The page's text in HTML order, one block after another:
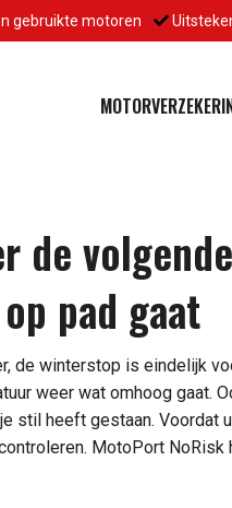
gebruikte motoren
de
pad gaat
de winterstop is eindelijk
weer wat omhoog gaat.
stil heeft gestaan. Voordat
MotoPort